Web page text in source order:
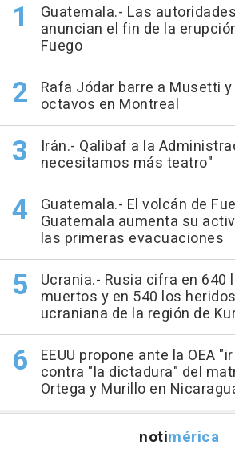
Guatemala.- Las
anuncian el fin de la
Fuego
Rafa Jódar barre a Musetti
octavos en Montreal
Irán.- Qalibaf a la
necesitamos más teatro"
Guatemala.- El volcán de
Guatemala aumenta su
las primeras evacuaciones
Ucrania.- Rusia cifra en 640
muertos y en 540 los
ucraniana de la región de
EEUU propone ante la OEA
contra "la dictadura" del
Ortega y Murillo en
notimérica